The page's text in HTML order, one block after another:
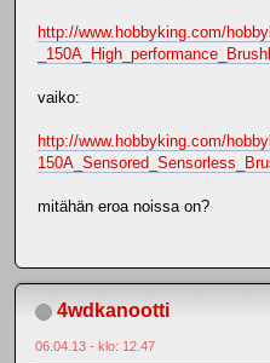
http://www.hobbyking.com/
vaiko:
http://www.hobbyking.com/
mitähän eroa noissa on?
4wdkanootti
06.04.13 - klo: 12.47